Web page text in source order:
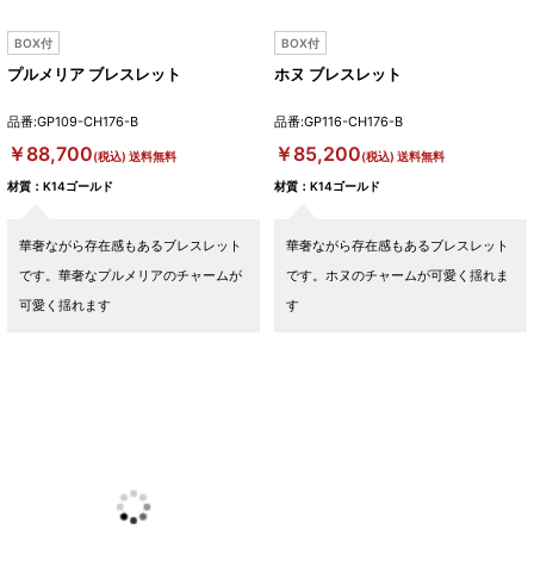
BOX付
プルメリア ブレスレット
品番:GP109-CH176-B
￥88,700(税込) 送料無料
材質：K14ゴールド
華奢ながら存在感もあるブレスレット
です。華奢なプルメリアのチャームが
可愛く揺れます
BOX付
ホヌ ブレスレット
品番:GP116-CH176-B
￥85,200(税込) 送料無料
材質：K14ゴールド
華奢ながら存在感もあるブレスレット
です。ホヌのチャームが可愛く揺れま
す